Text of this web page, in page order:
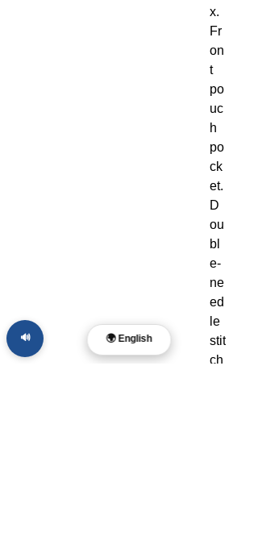
x.
Fr
on
t
po
uc
h
po
ck
et.
D
ou
bl
e-
ne
ed
le
stit
ch
🌍 English
🔊